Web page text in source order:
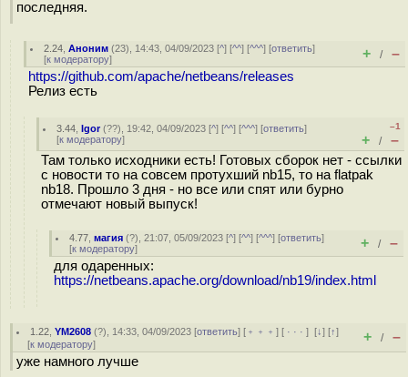
последняя.
2.24 ,Аноним (23), 14:43, 04/09/2023 [^] [^^] [^^^] [ответить]
[к модератору] + / –
https://github.com/apache/netbeans/releases
Релиз есть
3.44 ,Igor(??), 19:42, 04/09/2023 [^] [^^] [^^^] [ответить]
[к модератору]
–1
+ / –
Там только исходники есть! Готовых сборок нет - ссылки
с новости то на совсем протухший nb15, то на flatpak
nb18. Прошло 3 дня - но все или спят или бурно
отмечают новый выпуск!
4.77 ,магия (?), 21:07, 05/09/2023 [^] [^^] [^^^] [ответить]
[к модератору] + / –
для одаренных:
https://netbeans.apache.org/download/nb19/index.html
1.22 ,YM2608 (?), 14:33, 04/09/2023 [ответить] [ ﹢﹢﹢] [ · · ·][↓] [↑]
[к модератору] + / –
уже намного лучше